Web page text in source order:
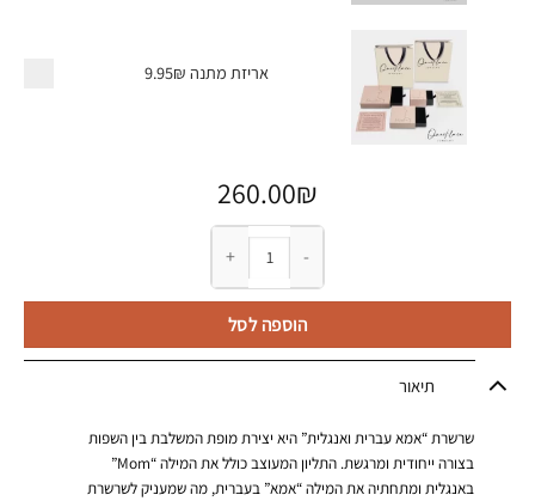
אריזת מתנה 9.95₪
260.00₪
כמות של שרשרת אמא עברית ואנגלית
הוספה לסל
תיאור
שרשרת “אמא עברית ואנגלית” היא יצירת מופת המשלבת בין השפות
בצורה ייחודית ומרגשת. התליון המעוצב כולל את המילה “Mom”
באנגלית ומתחתיה את המילה “אמא” בעברית, מה שמעניק לשרשרת